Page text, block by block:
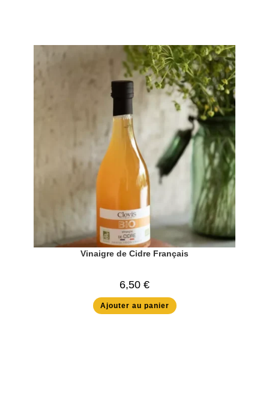
Vinaigre de Cidre Français
6,50 €
Ajouter au panier